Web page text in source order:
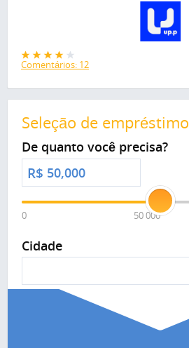
Comentários: 12
Seleção de empréstimo
De quanto você precisa?
R$
0 50 000
Cidade